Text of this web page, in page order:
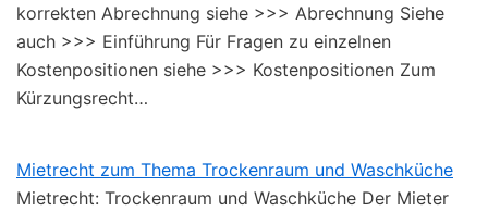
korrekten Abrechnung siehe >>> Abrechnung Siehe
auch >>> Einführung Für Fragen zu einzelnen
Kostenpositionen siehe >>> Kostenpositionen Zum
Kürzungsrecht…
Mietrecht zum Thema Trockenraum und Waschküche
Mietrecht: Trockenraum und Waschküche Der Mieter